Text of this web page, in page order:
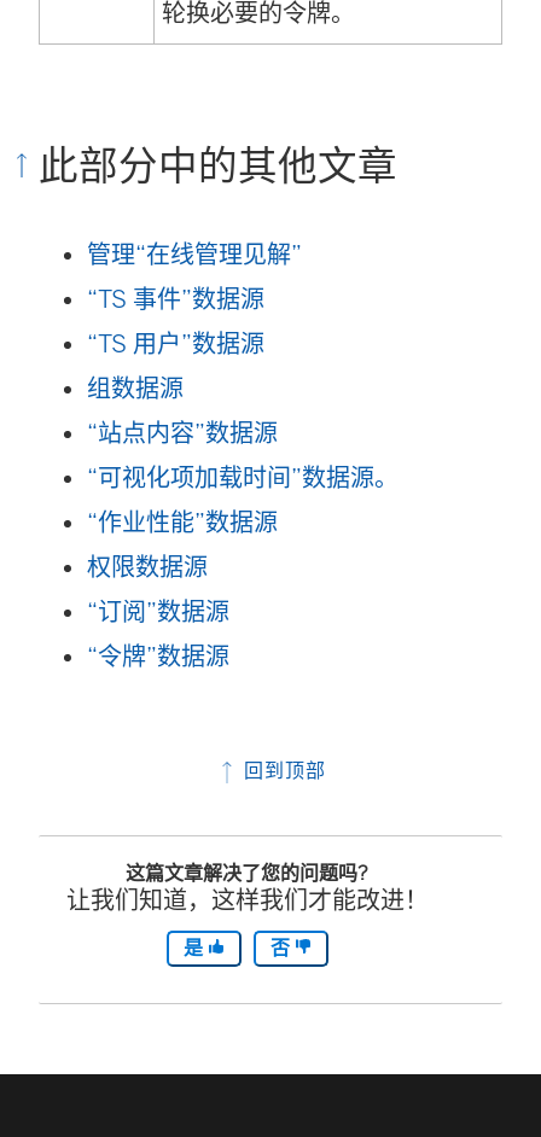
轮换必要的令牌。
此部分中的其他文章
管理“在线管理见解”
“TS 事件”数据源
“TS 用户”数据源
组数据源
“站点内容”数据源
“可视化项加载时间”数据源。
“作业性能”数据源
权限数据源
“订阅”数据源
“令牌”数据源
回到顶部
这篇文章解决了您的问题吗?
让我们知道，这样我们才能改进！
是 否